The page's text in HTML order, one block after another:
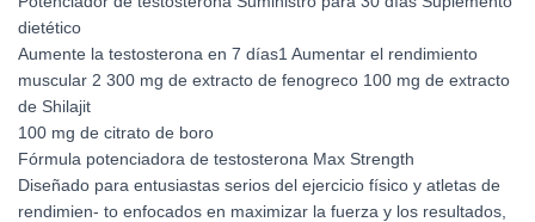
dietético
Aumente la testosterona en 7 días1 Aumentar el rendimiento
muscular 2 300 mg de extracto de fenogreco 100 mg de extracto
de Shilajit
100 mg de citrato de boro
Fórmula potenciadora de testosterona Max Strength
Diseñado para entusiastas serios del ejercicio físico y atletas de
rendimien- to enfocados en maximizar la fuerza y los resultados,